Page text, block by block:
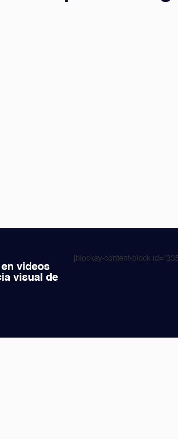
videos
visual de
[blocksy-content-block